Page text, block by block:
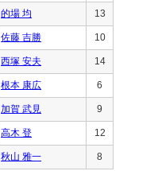
的場 均 13
佐藤 吉勝 10
西塚 安夫 14
根本 康広 6
加賀 武見 9
高木 登 12
秋山 雅一 8